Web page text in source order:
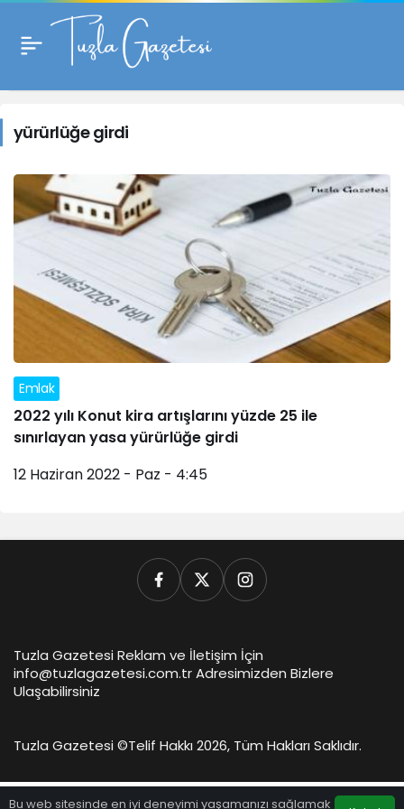
yürürlüğe
girdi
Haberleri
yürürlüğe girdi
Emlak
2022 yılı Konut kira artışlarını yüzde 25 ile
sınırlayan yasa yürürlüğe girdi
12 Haziran 2022 - Paz - 4:45
Bu web sitesinde en iyi deneyimi yaşamanızı sağlamak
Tuzla Gazetesi Reklam ve İletişim İçin
info@tuzlagazetesi.com.tr Adresimizden Bizlere
Ulaşabilirsiniz
Tuzla Gazetesi ©Telif Hakkı 2026, Tüm Hakları Saklıdır.